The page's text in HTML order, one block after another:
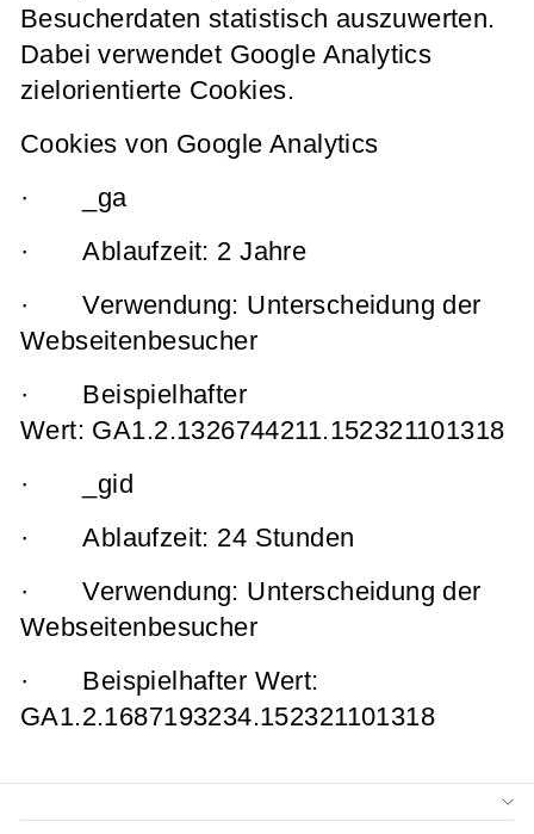
Besucherdaten statistisch auszuwerten.
Dabei verwendet Google Analytics
zielorientierte Cookies.
Cookies von Google Analytics
· _ga
· Ablaufzeit: 2 Jahre
· Verwendung: Unterscheidung der
Webseitenbesucher
· Beispielhafter
Wert: GA1.2.1326744211.152321101318
· _gid
· Ablaufzeit: 24 Stunden
· Verwendung: Unterscheidung der
Webseitenbesucher
· Beispielhafter Wert:
GA1.2.1687193234.152321101318